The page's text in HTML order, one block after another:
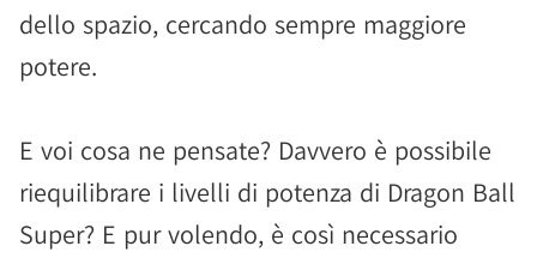
dello spazio, cercando sempre maggiore
potere.
E voi cosa ne pensate? Davvero è possibile
riequilibrare i livelli di potenza di Dragon Ball
Super? E pur volendo, è così necessario